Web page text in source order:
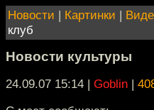
Новости | Картинки |
клуб
Новости культуры
24.09.07 15:14 | Goblin |